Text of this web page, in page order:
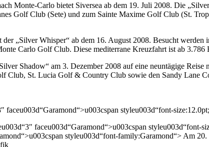
Monte-Carlo bietet Siversea ab dem 19. Juli 2008. Die
Golf Club (Sete) und zum Sainte Maxime Golf Club (St.
„Silver Whisper“ ab dem 16. August 2008. Besucht
Carlo Golf Club. Diese mediterrane Kreuzfahrt ist ab 3.786
Shadow“ am 3. Dezember 2008 auf eine neuntägige
Club, St. Lucia Golf & Country Club sowie den Sandy
faceu003d“Garamond“>u003cspan styleu003d“font-
faceu003d“Garamond“>u003cspan
styleu003d“font-family:Garamond“> Am